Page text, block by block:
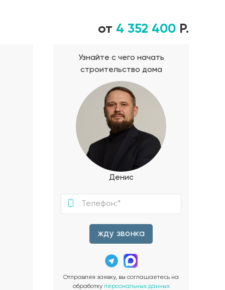
от 4 352 400 Р.
Узнайте с чего начать
строительство дома
Денис
жду звонка
Отправляя заявку, вы соглашаетесь на
обработку персональных данных